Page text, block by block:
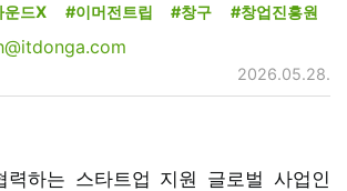
운드X #이머전트립 #창구 #창업진흥원
2026.05.28.
력하는 스타트업 지원 글로벌 사업인